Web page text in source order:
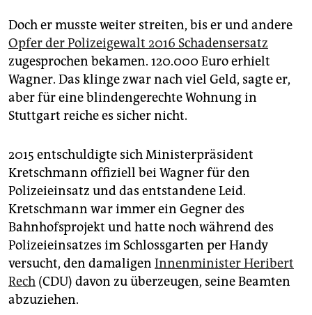
Doch er musste weiter streiten, bis er und andere
Opfer der Polizeigewalt 2016 Schadensersatz
zugesprochen bekamen. 120.000 Euro erhielt
Wagner. Das klinge zwar nach viel Geld, sagte er,
aber für eine blindengerechte Wohnung in
Stuttgart reiche es sicher nicht.
2015 entschuldigte sich Ministerpräsident
Kretschmann offiziell bei Wagner für den
Polizeieinsatz und das entstandene Leid.
Kretschmann war immer ein Gegner des
Bahnhofsprojekt und hatte noch während des
Polizeieinsatzes im Schlossgarten per Handy
versucht, den damaligen Innenminister Heribert
Rech (CDU) davon zu überzeugen, seine Beamten
abzuziehen.